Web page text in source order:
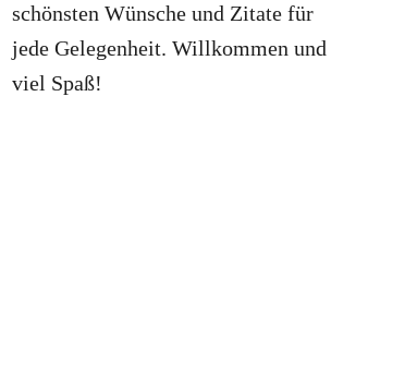
schönsten Wünsche und Zitate für
jede Gelegenheit. Willkommen und
viel Spaß!